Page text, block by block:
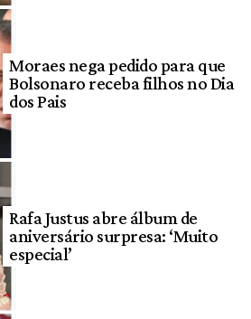
Moraes nega pedido para que
Bolsonaro receba filhos no Dia
dos Pais
Rafa Justus abre álbum de
aniversário surpresa: ‘Muito
especial’